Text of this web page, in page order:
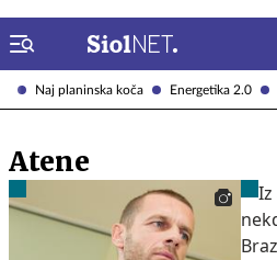
Naj planinska koča Energetika 2.0
Atene